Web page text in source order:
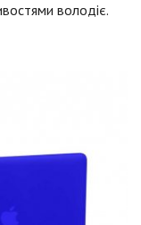
володіє.